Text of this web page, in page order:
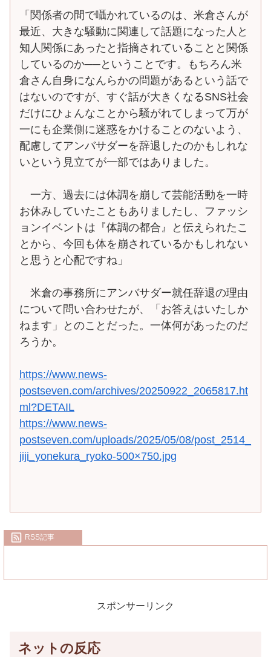
「関係者の間で囁かれているのは、米倉さんが
最近、大きな騒動に関連して話題になった人と
知人関係にあったと指摘されていることと関係
しているのか──ということです。もちろん米
倉さん自身になんらかの問題があるという話で
はないのですが、すぐ話が大きくなるSNS社会
だけにひょんなことから騒がれてしまって万が
一にも企業側に迷惑をかけることのないよう、
配慮してアンバサダーを辞退したのかもしれな
いという見立てが一部ではありました。
一方、過去には体調を崩して芸能活動を一時
お休みしていたこともありましたし、ファッシ
ョンイベントは『体調の都合』と伝えられたこ
とから、今回も体を崩されているかもしれない
と思うと心配ですね」
米倉の事務所にアンバサダー就任辞退の理由
について問い合わせたが、「お答えはいたしか
ねます」とのことだった。一体何があったのだ
ろうか。
https://www.news-
postseven.com/archives/20250922_2065817.ht
ml?DETAIL
https://www.news-
postseven.com/uploads/2025/05/08/post_2514_
jiji_yonekura_ryoko-500×750.jpg
RSS記事
スポンサーリンク
ネットの反応